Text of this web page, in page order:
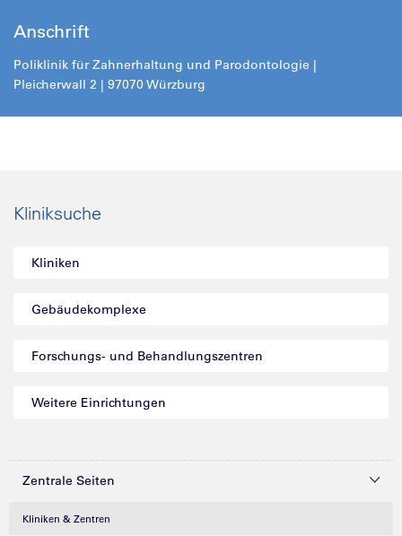
Anschrift
Poliklinik für Zahnerhaltung und Parodontologie |
Pleicherwall 2 | 97070 Würzburg
Kliniksuche
Kliniken
Gebäudekomplexe
Forschungs- und Behandlungszentren
Weitere Einrichtungen
Zentrale Seiten
Kliniken & Zentren